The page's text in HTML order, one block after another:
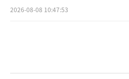
2026-08-08 10:47:53